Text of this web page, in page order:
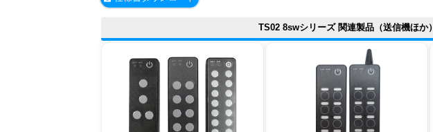
TS02 8swシリーズ 関連製品（送信機ほか）